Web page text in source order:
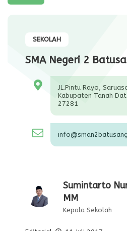
SEKOLAH
SMA Negeri 2
JL.Pintu Rayo,
Kabupaten Tanah
27281
Sumintarto
MM
Kepala Sekolah